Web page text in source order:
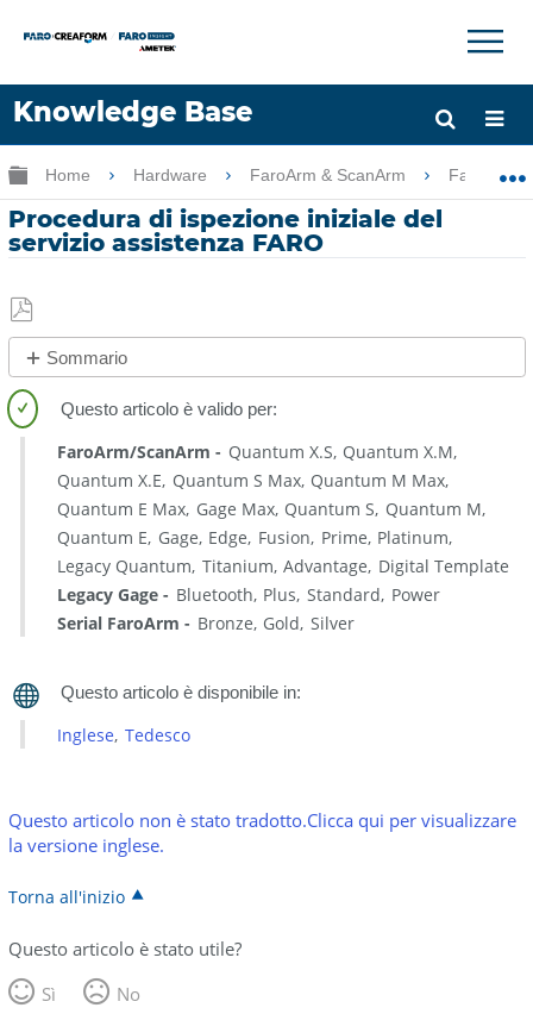
Knowledge Base
Lingua
Chiedere aiuto Accesso
×
Ingrandisci/riduci gerarchia globale
Home Hardware FaroArm & ScanArm FaroArm
Procedura di ispezione iniziale del
servizio assistenza FARO
Salva
come
PDF
Sommario
No
intestazioni
FaroArm/ScanArm Quantum X.S Quantum X.M
Quantum X.E Quantum S Max Quantum M Max
Quantum E Max Gage Max Quantum S Quantum M
Quantum E Gage Edge Fusion Prime Platinum
Legacy Quantum Titanium Advantage Digital Template
Legacy Gage
Bluetooth Plus Standard Power
Serial FaroArm
Bronze Gold Silver
Inglese Tedesco
Questo articolo non è stato tradotto.Clicca qui per visualizzare
la versione inglese.
Torna all'inizio
Questo articolo è stato utile?
Sì
No